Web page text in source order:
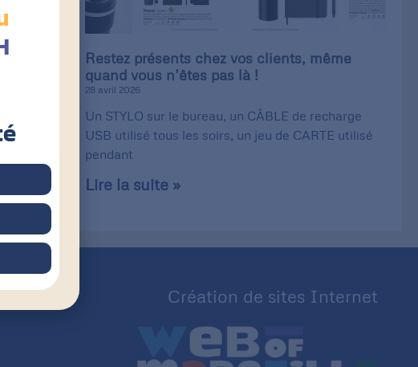
Restez présents chez vos clients, même
quand vous n’êtes pas là !
28 avril 2026
Un STYLO sur le bureau, un CÂBLE de recharge
USB utilisé tous les soirs, un jeu de CARTE utilisé
pendant
Lire la suite »
Création de sites Internet